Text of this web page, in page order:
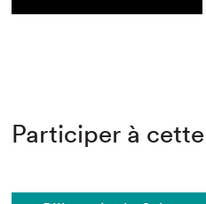
Participer à